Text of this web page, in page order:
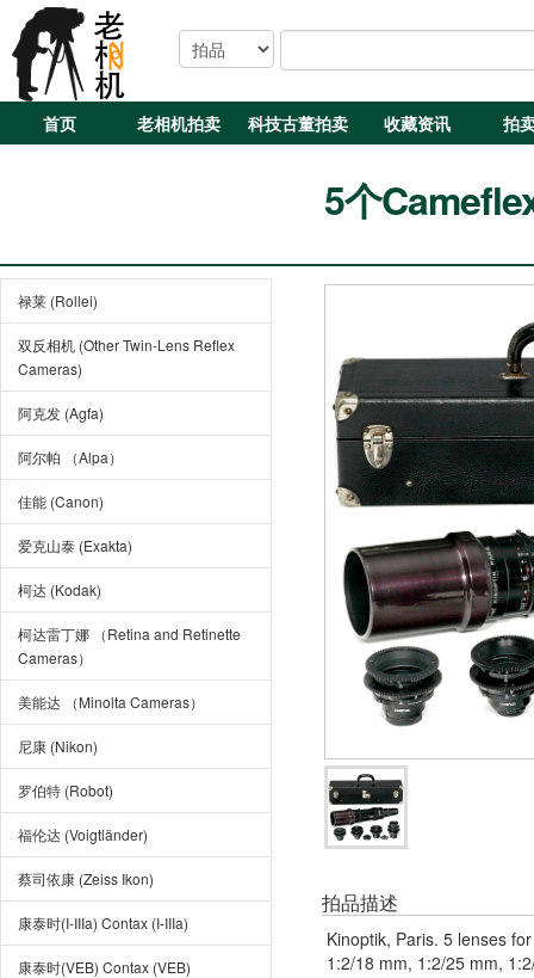
首页 老相机拍卖 科技古董拍卖 收藏资讯 拍
5个
禄莱 (Rollei)
双反相机 (Other Twin-Lens Reflex
Cameras)
阿克发 (Agfa)
阿尔帕 （Alpa）
佳能 (Canon)
爱克山泰 (Exakta)
柯达 (Kodak)
柯达雷丁娜 （Retina and Retinette
Cameras）
美能达 （Minolta Cameras）
尼康 (Nikon)
罗伯特 (Robot)
福伦达 (Voigtländer)
蔡司依康 (Zeiss Ikon)
康泰时(I-IIIa) Contax (I-IIIa)
康泰时(VEB) Contax (VEB)
拍品描述
Kinoptik, Paris. 5 lenses
1:2/18 mm, 1:2/25 mm,